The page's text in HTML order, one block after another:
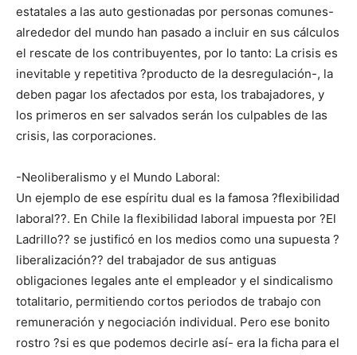
estatales a las auto gestionadas por personas comunes-
alrededor del mundo han pasado a incluir en sus cálculos
el rescate de los contribuyentes, por lo tanto: La crisis es
inevitable y repetitiva ?producto de la desregulación-, la
deben pagar los afectados por esta, los trabajadores, y
los primeros en ser salvados serán los culpables de las
crisis, las corporaciones.
-Neoliberalismo y el Mundo Laboral:
Un ejemplo de ese espíritu dual es la famosa ?flexibilidad
laboral??. En Chile la flexibilidad laboral impuesta por ?El
Ladrillo?? se justificó en los medios como una supuesta ?
liberalización?? del trabajador de sus antiguas
obligaciones legales ante el empleador y el sindicalismo
totalitario, permitiendo cortos periodos de trabajo con
remuneración y negociación individual. Pero ese bonito
rostro ?si es que podemos decirle así- era la ficha para el